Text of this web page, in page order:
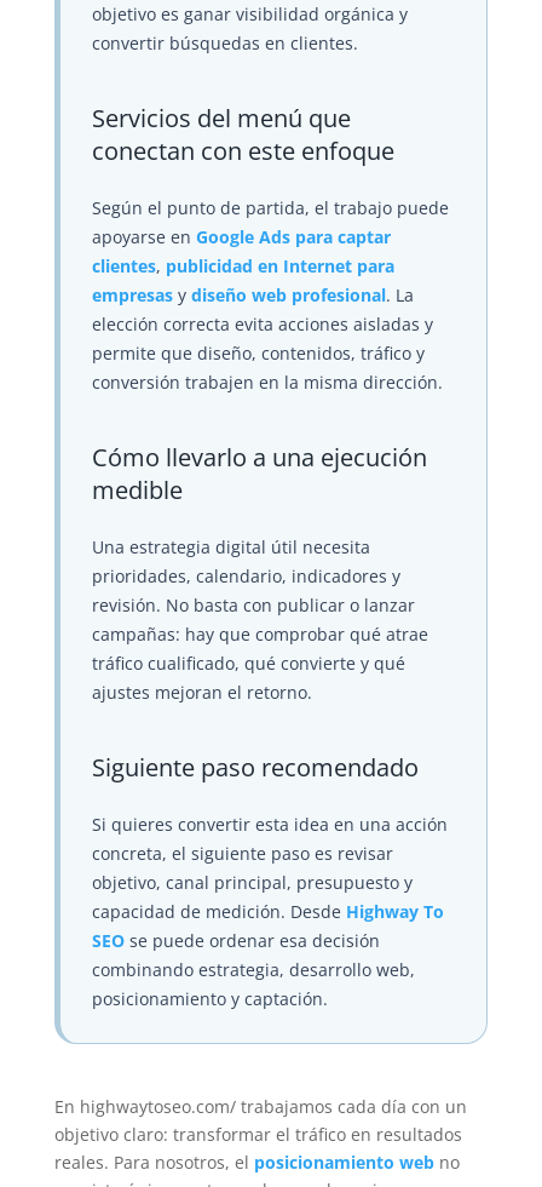
objetivo es ganar visibilidad orgánica y
convertir búsquedas en clientes.
Servicios del menú que
conectan con este enfoque
Según el punto de partida, el trabajo puede
apoyarse en Google Ads para captar
clientes, publicidad en Internet para
empresasy diseño web profesional. La
elección correcta evita acciones aisladas y
permite que diseño, contenidos, tráfico y
conversión trabajen en la misma dirección.
Cómo llevarlo a una ejecución
medible
Una estrategia digital útil necesita
prioridades, calendario, indicadores y
revisión. No basta con publicar o lanzar
campañas: hay que comprobar qué atrae
tráfico cualificado, qué convierte y qué
ajustes mejoran el retorno.
Siguiente paso recomendado
Si quieres convertir esta idea en una acción
concreta, el siguiente paso es revisar
objetivo, canal principal, presupuesto y
capacidad de medición. Desde Highway To
SEOse puede ordenar esa decisión
combinando estrategia, desarrollo web,
posicionamiento y captación.
En highwaytoseo.com/ trabajamos cada día con un
objetivo claro: transformar el tráfico en resultados
reales. Para nosotros, el posicionamiento web no